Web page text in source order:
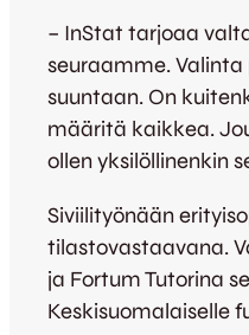
– InStat tarjoaa
seuraamme.
suuntaan. On
määritä kaikkea.
ollen yksilöllinenkin
Siviilityönään
tilastovastaavana.
ja Fortum Tutorina
Keskisuomalaiselle